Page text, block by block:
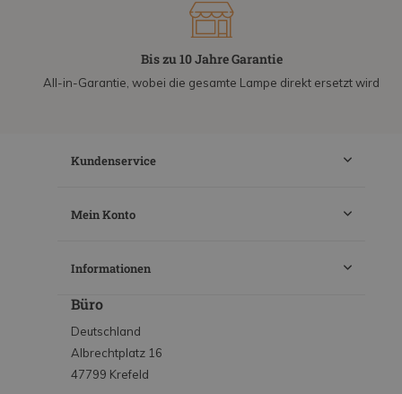
Bis zu 10 Jahre Garantie
All-in-Garantie, wobei die gesamte Lampe direkt ersetzt wird
Kundenservice
Mein Konto
Informationen
Büro
Deutschland
Albrechtplatz 16
47799 Krefeld